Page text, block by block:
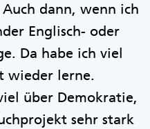
dann, wenn ich
Englisch- oder
Da habe ich viel
wieder lerne.
über Demokratie,
sehr stark